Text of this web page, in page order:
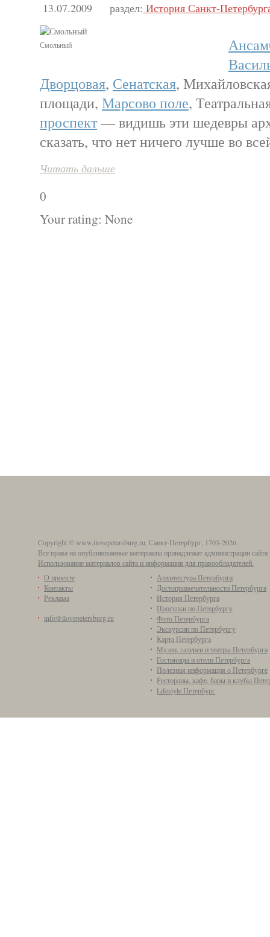
13.07.2009 раздел: История Санкт-
Смольный
Дворцовая, Сенатская,
площади, Марсово поле,
проспект— видишь эти шедевры
сказать, что нет ничего лучше во
Читать дальше
0
Your rating: None
Copyright © www.ilovepetersburg.ru, Санкт-Петербург, 1703-2026.
Все права на опубликованные материалы принадлежат администрации
Использование материалов сайта и информация для правообладателей.
О проекте
Контакты
Реклама
info@ilovepetersburg.ru
Архитектура Петербурга
Достопримечательности Петербурга
История Петербурга
Прогулки по Петербургу
Фото Петербурга
Экскурсии по Петербургу
Карта Петербурга
Музеи, галереи и театры Петербурга
Гостиницы и отели Петербурга
Полезная информация о Петербурге
Рестораны, кафе, бары и клубы
Lifestyle Петербург